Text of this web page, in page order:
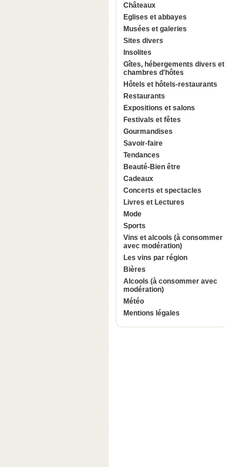
Châteaux
Eglises et abbayes
Musées et galeries
Sites divers
Insolites
Gîtes, hébergements divers et
chambres d'hôtes
Hôtels et hôtels-restaurants
Restaurants
Expositions et salons
Festivals et fêtes
Gourmandises
Savoir-faire
Tendances
Beauté-Bien être
Cadeaux
Concerts et spectacles
Livres et Lectures
Mode
Sports
Vins et alcools (à consommer
avec modération)
Les vins par région
Bières
Alcools (à consommer avec
modération)
Météo
Mentions légales